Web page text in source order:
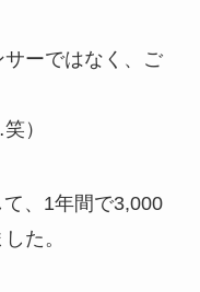
ーではなく、ご
）
、1年間で3,000
た。